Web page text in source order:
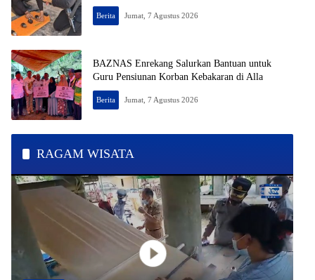
Berita Jumat, 7 Agustus 2026
BAZNAS Enrekang Salurkan Bantuan untuk
Guru Pensiunan Korban Kebakaran di Alla
Berita Jumat, 7 Agustus 2026
RAGAM WISATA